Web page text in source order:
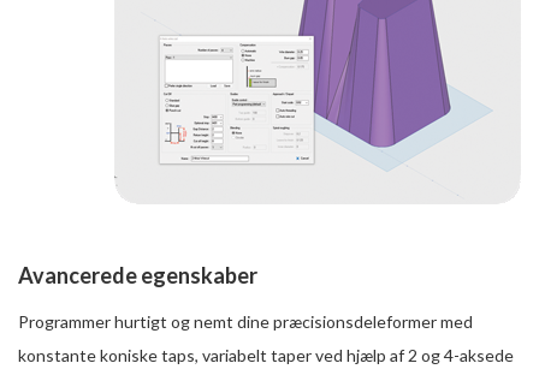
Avancerede egenskaber
Programmer hurtigt og nemt dine præcisionsdeleformer med
konstante koniske taps, variabelt taper ved hjælp af 2 og 4-aksede